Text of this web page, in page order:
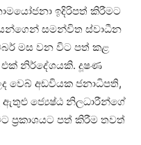
ඉදිරිපත් කිරීමට
සමන්විත ස්වාධීන
මස වන විට පත් කළ
නිර්දේශයකි. දූෂණ
වෙබ් අඩවියක ජනාධිපති,
ඇතුළු ජ්‍යෙෂ්ඨ නිලධාරීන්ගේ
ප්‍රකාශයට පත් කිරීම තවත්